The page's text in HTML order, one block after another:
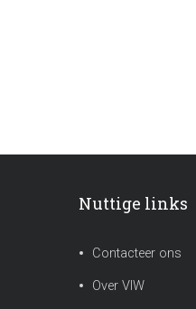
Nuttige links
Contacteer ons
Over VIW